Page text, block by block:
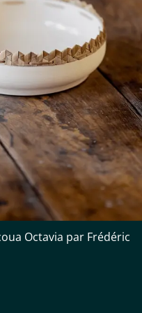
Octavia par Frédéric